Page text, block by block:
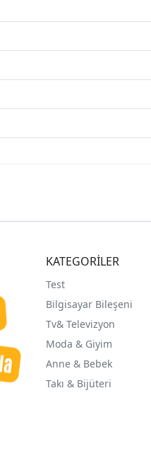
KATEGORİLER
Test
Bilgisayar Bileşeni
Tv& Televizyon
Moda & Giyim
Anne & Bebek
Takı & Bijüteri